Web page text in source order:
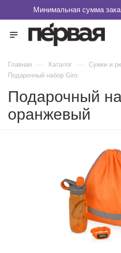
Главная — Каталог — Сумки и
Подарочный набор Giro
Подарочный
оранжевый